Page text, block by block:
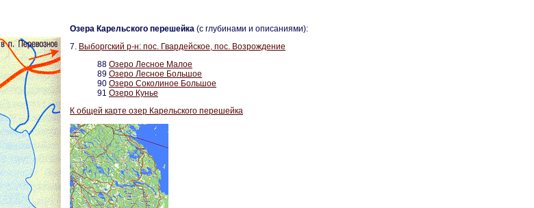
Озера Карельского перешейка (c глубинами и описаниями):
7. Выборгский р-н: пос. Гвардейское, пос. Возрождение
88 Озеро Лесное Малое
89 Озеро Лесное Большое
90 Озеро Соколиное Большое
91 Озеро Кунье
К общей карте озер Карельского перешейка